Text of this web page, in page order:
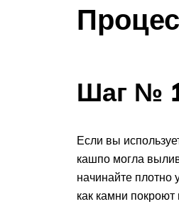
Шаг №
Если вы
кашпо могла
начинайте плотно
как камни покроют